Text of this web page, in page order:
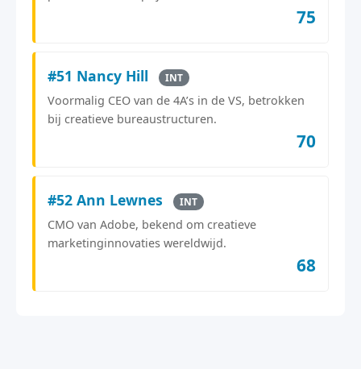
75
#51 Nancy Hill INT
Voormalig CEO van de 4A’s in de VS, betrokken
bij creatieve bureaustructuren.
70
#52 Ann Lewnes INT
CMO van Adobe, bekend om creatieve
marketinginnovaties wereldwijd.
68